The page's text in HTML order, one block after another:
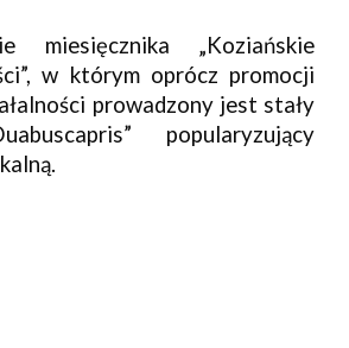
miesięcznika „Koziańskie
w którym oprócz promocji
prowadzony jest stały
popularyzujący